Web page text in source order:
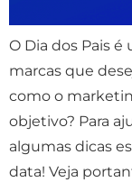
O Dia dos Pais
marcas que
como o
objetivo? Para
algumas dicas
data! Veja